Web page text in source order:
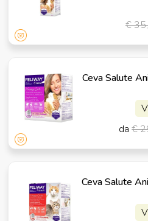
€
Ceva Salute
da€
Ceva Salute